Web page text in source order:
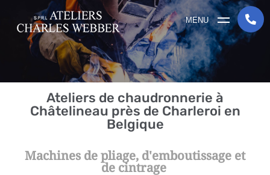
MENU
Ateliers de chaudronnerie à
Châtelineau près de Charleroi en
Belgique
Machines de pliage, d'emboutissage et
de cintrage